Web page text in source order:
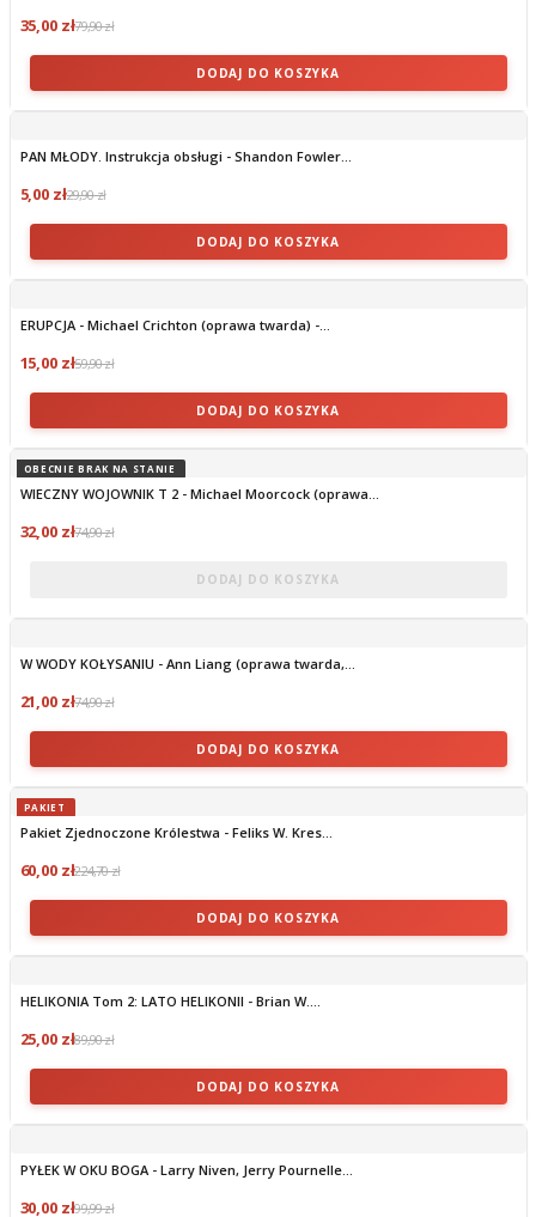
35,00 zł79,90 zł
DODAJ DO KOSZYKA
PAN MŁODY. Instrukcja obsługi - Shandon Fowler...
5,00 zł29,90 zł
DODAJ DO KOSZYKA
ERUPCJA - Michael Crichton (oprawa twarda) -...
15,00 zł59,90 zł
DODAJ DO KOSZYKA
OBECNIE BRAK NA STANIE
WIECZNY WOJOWNIK T 2 - Michael Moorcock (oprawa...
32,00 zł74,90 zł
DODAJ DO KOSZYKA
W WODY KOŁYSANIU - Ann Liang (oprawa twarda,...
21,00 zł74,90 zł
DODAJ DO KOSZYKA
PAKIET
Pakiet Zjednoczone Królestwa - Feliks W. Kres...
60,00 zł224,70 zł
DODAJ DO KOSZYKA
HELIKONIA Tom 2: LATO HELIKONII - Brian W....
25,00 zł89,90 zł
DODAJ DO KOSZYKA
PYŁEK W OKU BOGA - Larry Niven, Jerry Pournelle...
30,00 zł99,99 zł